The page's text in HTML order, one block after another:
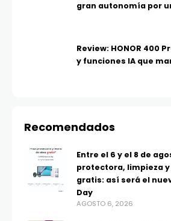
gran autonomía por
Review: HONOR 400
y funciones IA que
Recomendados
Entre el 6 y el 8 de
protectora, limpieza
gratis: así será el
Day
AGOSTO 6, 2026